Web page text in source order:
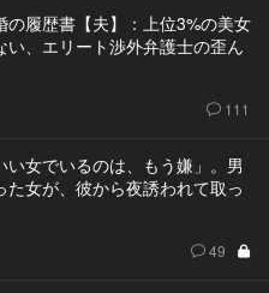
の履歴書【夫】：上位3%の美女
い、エリート渉外弁護士の歪ん
111
い女でいるのは、もう嫌」。男
た女が、彼から夜誘われて取っ
49